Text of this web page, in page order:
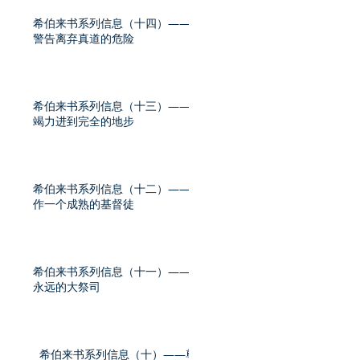
希伯来书系列信息（十四）——
警告离弃真道的危险
希伯来书系列信息（十三）——
竭力进到完全的地步
希伯来书系列信息（十二）——
作一个成熟的基督徒
希伯来书系列信息（十一）——
永远的大祭司
希伯来书系列信息（十）——尊